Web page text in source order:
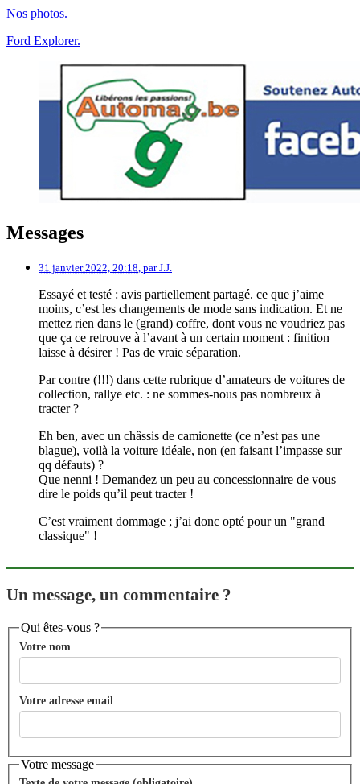
Nos photos.
Ford Explorer.
Messages
31 janvier 2022, 20:18, parJ.J.
Essayé et testé : avis partiellement partagé. ce que j’aime
moins, c’est les changements de mode sans indication. Et ne
mettez rien dans le (grand) coffre, dont vous ne voudriez pas
que ça ce retrouve à l’avant à un certain moment : finition
laisse à désirer ! Pas de vraie séparation.
Par contre (!!!) dans cette rubrique d’amateurs de voitures de
collection, rallye etc. : ne sommes-nous pas nombreux à
tracter ?
Eh ben, avec un châssis de camionette (ce n’est pas une
blague), voilà la voiture idéale, non (en faisant l’impasse sur
qq défauts) ?
Que nenni ! Demandez un peu au concessionnaire de vous
dire le poids qu’il peut tracter !
C’est vraiment dommage ; j’ai donc opté pour un "grand
classique" !
Un message, un commentaire ?
Qui êtes-vous ?
Votre nom
Votre adresse email
Votre message